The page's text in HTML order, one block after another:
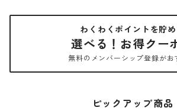
わくわくポイントを貯め
選べる！お得クー
無料のメンバーシップ登録がお
ピックアップ商品